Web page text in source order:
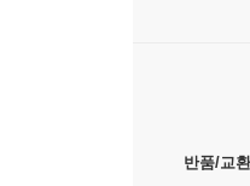
반품/교